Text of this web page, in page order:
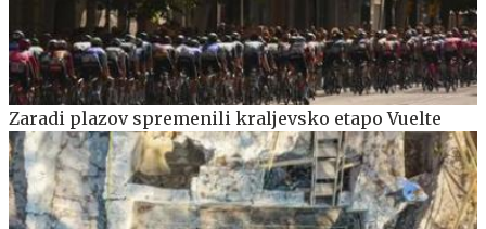
Zaradi plazov spremenili kraljevsko etapo Vuelte